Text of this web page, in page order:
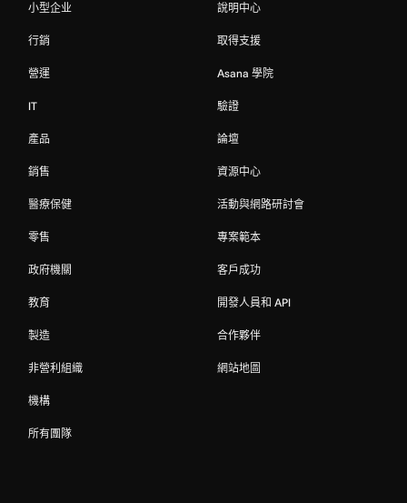
小型企业
行銷
營運
IT
產品
銷售
醫療保健
零售
政府機關
教育
製造
非營利組織
機構
所有團隊
說明中心
取得支援
Asana 學院
驗證
論壇
資源中心
活動與網路研討會
專案範本
客戶成功
開發人員和 API
合作夥伴
網站地圖